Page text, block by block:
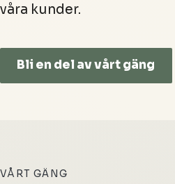
våra kunder.
Bli en del av vårt gäng
VÅRT GÄNG